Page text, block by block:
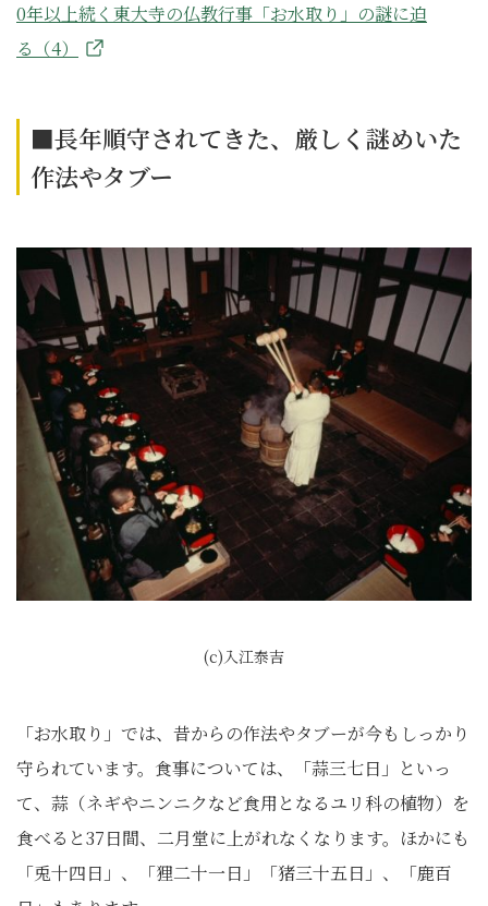
0年以上続く東大寺の仏教行事「お水取り」の謎に迫
る（4）
■長年順守されてきた、厳しく謎めいた
作法やタブー
(c)入江泰吉
「お水取り」では、昔からの作法やタブーが今もしっかり
守られています。食事については、「蒜三七日」といっ
て、蒜（ネギやニンニクなど食用となるユリ科の植物）を
食べると37日間、二月堂に上がれなくなります。ほかにも
「兎十四日」、「狸二十一日」「猪三十五日」、「鹿百